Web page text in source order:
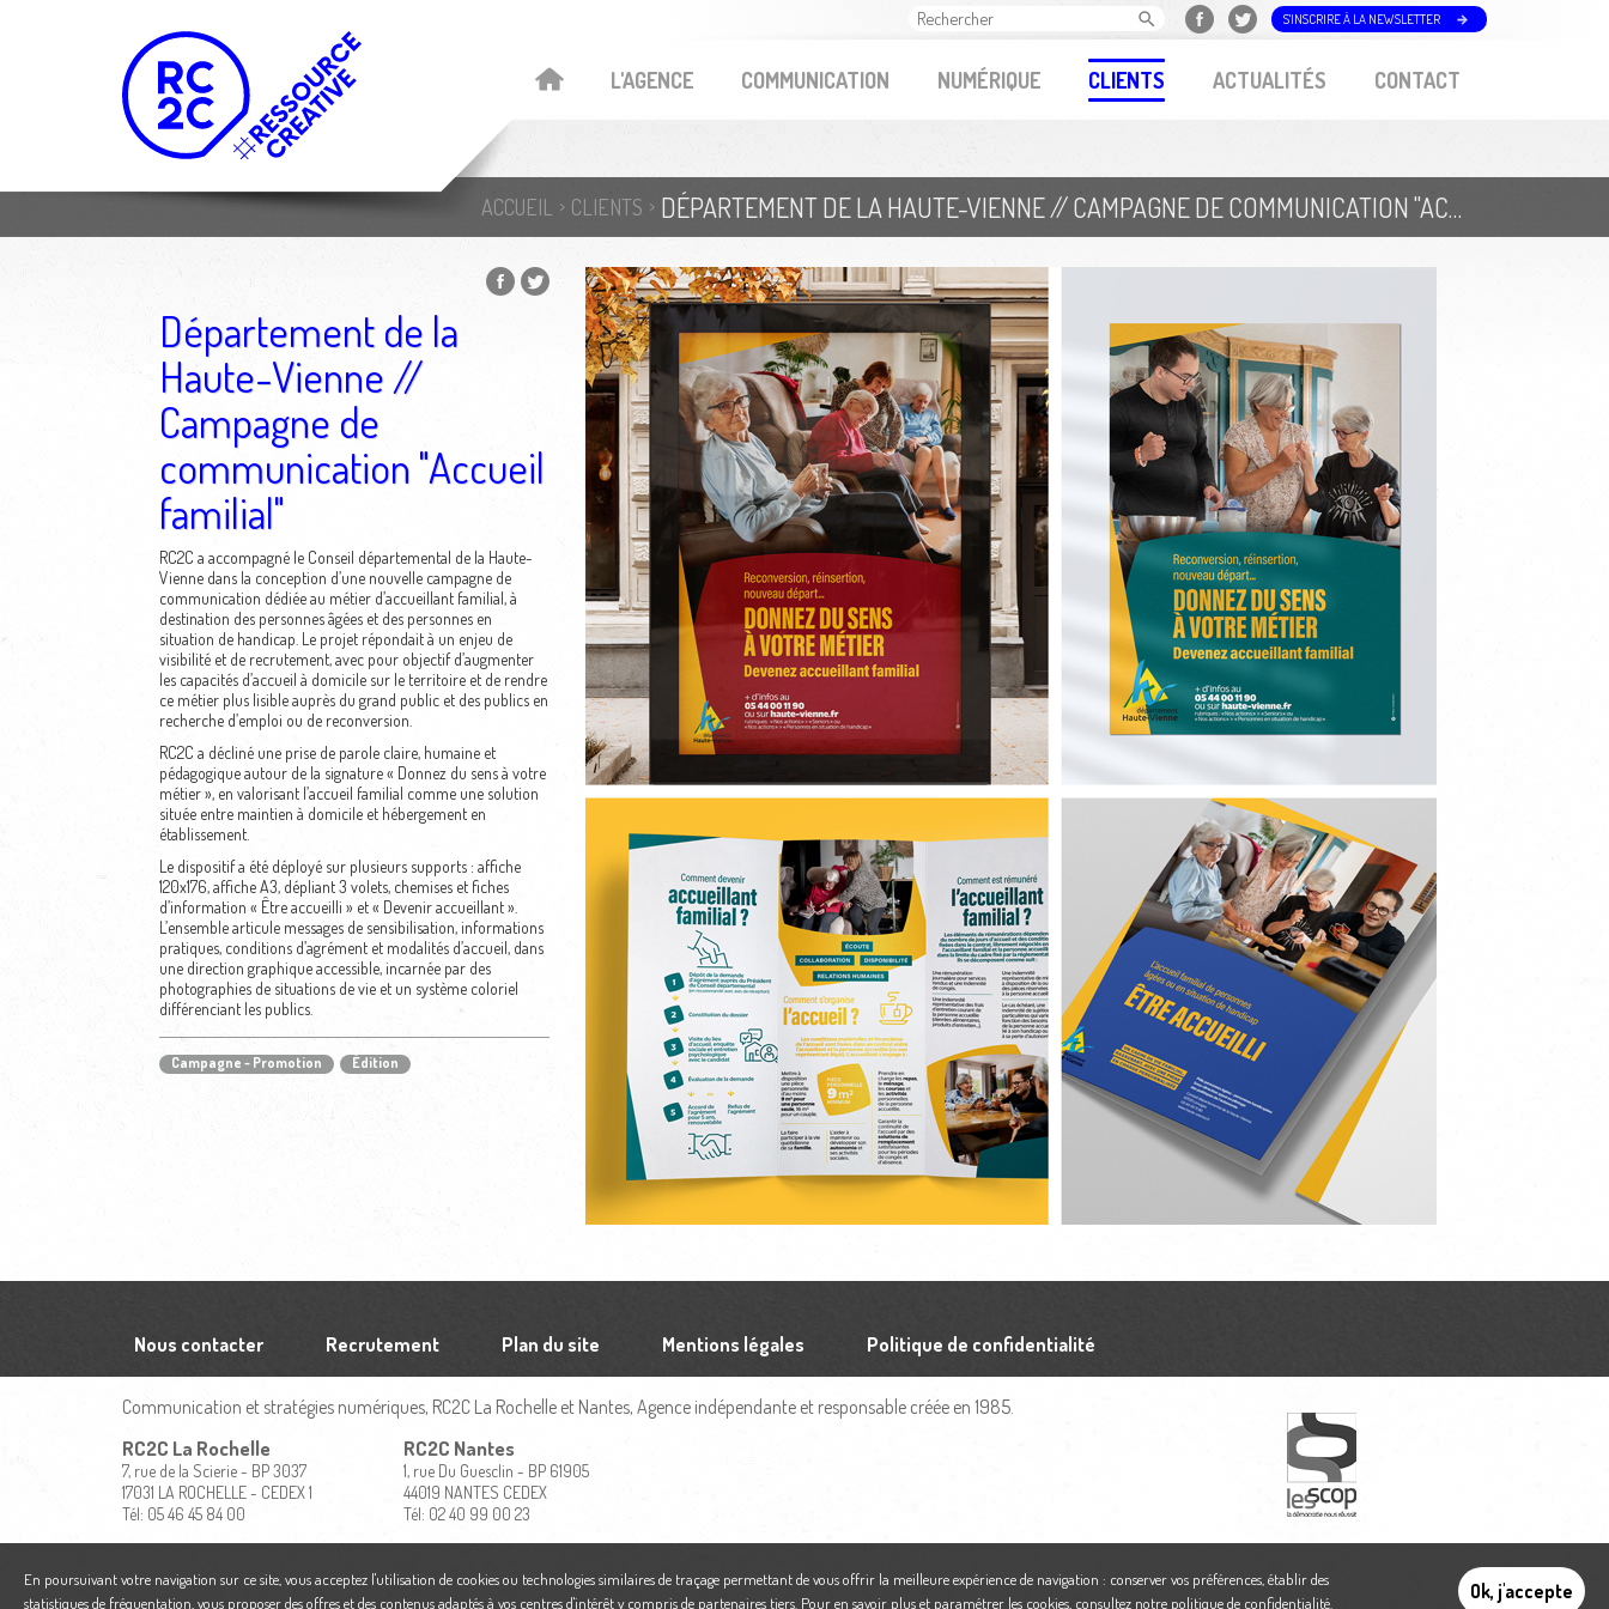
L'AGENCE COMMUNICATION NUMÉRIQUE CLIENTS ACTUALITÉS CONTACT
S'INSCRIRE À LA NEWSLETTER
ACCUEIL CLIENTS DÉPARTEMENT DE LA HAUTE-VIENNE // CAMPAGNE DE COMMUNICATION "ACCUEIL FAMILIAL"
Département de la
Haute-Vienne //
Campagne de
communication "Accueil
familial"
RC2C a accompagné le Conseil départemental de la Haute-
Vienne dans la conception d’une nouvelle campagne de
communication dédiée au métier d’accueillant familial, à
destination des personnes âgées et des personnes en
situation de handicap. Le projet répondait à un enjeu de
visibilité et de recrutement, avec pour objectif d’augmenter
les capacités d’accueil à domicile sur le territoire et de rendre
ce métier plus lisible auprès du grand public et des publics en
recherche d’emploi ou de reconversion.
RC2C a décliné une prise de parole claire, humaine et
pédagogique autour de la signature « Donnez du sens à votre
métier », en valorisant l’accueil familial comme une solution
située entre maintien à domicile et hébergement en
établissement.
Le dispositif a été déployé sur plusieurs supports : affiche
120x176, affiche A3, dépliant 3 volets, chemises et fiches
d’information « Être accueilli » et « Devenir accueillant ».
L’ensemble articule messages de sensibilisation, informations
pratiques, conditions d’agrément et modalités d’accueil, dans
une direction graphique accessible, incarnée par des
photographies de situations de vie et un système coloriel
différenciant les publics.
Campagne - Promotion Édition
Nous contacter Recrutement Plan du site Mentions légales Politique de confidentialité
Communication et stratégies numériques, RC2C La Rochelle et Nantes, Agence indépendante et responsable créée en 1985.
RC2C La Rochelle
7, rue de la Scierie - BP 3037
17031 LA ROCHELLE - CEDEX 1
Tél: 05 46 45 84 00
RC2C Nantes
1, rue Du Guesclin - BP 61905
44019 NANTES CEDEX
Tél: 02 40 99 00 23
En poursuivant votre navigation sur ce site, vous acceptez l'utilisation de cookies ou technologies similaires de traçage permettant de vous offrir la meilleure expérience de navigation : conserver vos préférences, établir des
statistiques de fréquentation, vous proposer des offres et des contenus adaptés à vos centres d'intérêt y compris de partenaires tiers. Pour en savoir plus et paramétrer les cookies, consultez notre politique de confidentialité Ok, j'accepte